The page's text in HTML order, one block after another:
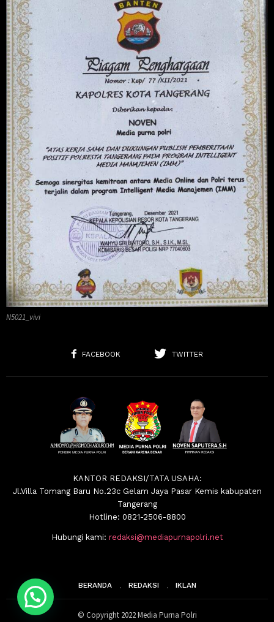
N5021_vivi
FACEBOOK TWITTER
KANTOR REDAKSI/TATA USAHA:
Jl.Villa Tomang Baru No.23c Gelam Jaya Pasar Kemis kabupaten
Tangerang
Hotline: 0821-2506-8800
Hubungi kami: redaksi@mediapurnapolri.net
BERANDA REDAKSI IKLAN
© Copyright 2022 Media Purna Polri